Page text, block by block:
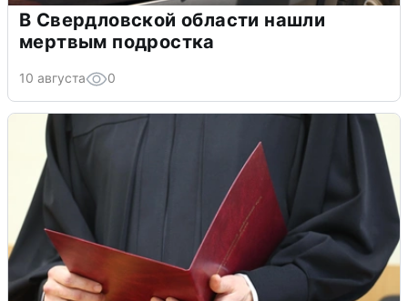
В Свердловской области нашли
мертвым подростка
10 августа 0